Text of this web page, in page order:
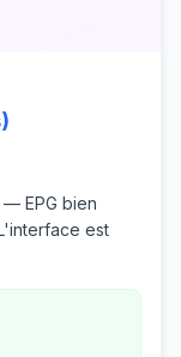
EPG bien
est